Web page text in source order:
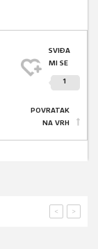
SVIĐA
MI SE
1
POVRATAK
NA VRH
>
<